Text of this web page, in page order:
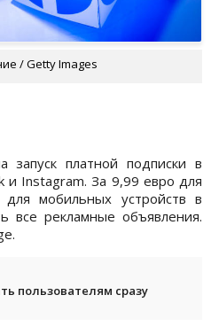
/ Getty Images
платной подписки в
и Instagram. За 9,99 евро для
мобильных устройств в
все рекламные объявления.
пользователям сразу